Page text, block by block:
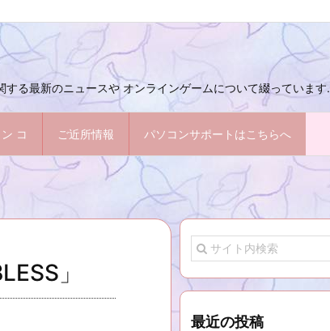
る最新のニュースや オンラインゲームについて綴っています.
コ ご近所情報 パソコンサポートはこちらへ
」
最近の投稿